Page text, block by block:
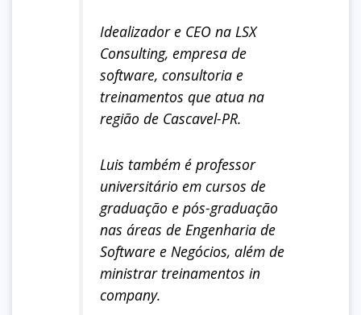
Idealizador e CEO na LSX
Consulting, empresa de
software, consultoria e
treinamentos que atua na
região de Cascavel-PR.
Luis também é professor
universitário em cursos de
graduação e pós-graduação
nas áreas de Engenharia de
Software e Negócios, além de
ministrar treinamentos in
company.